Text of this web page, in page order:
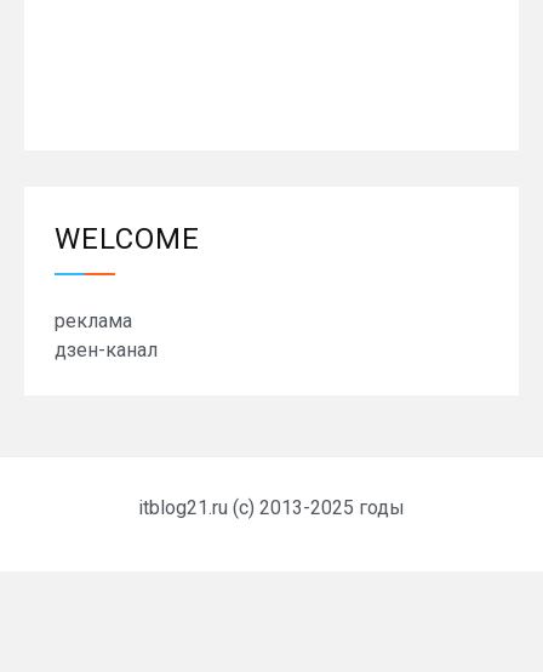
WELCOME
реклама
дзен-канал
itblog21.ru (c) 2013-2025 годы